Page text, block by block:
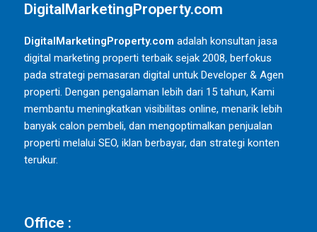
DigitalMarketingProperty.com
DigitalMarketingProperty.com adalah konsultan jasa
digital marketing properti terbaik sejak 2008, berfokus
pada strategi pemasaran digital untuk Developer & Agen
properti. Dengan pengalaman lebih dari 15 tahun, Kami
membantu meningkatkan visibilitas online, menarik lebih
banyak calon pembeli, dan mengoptimalkan penjualan
properti melalui SEO, iklan berbayar, dan strategi konten
terukur.
Office :